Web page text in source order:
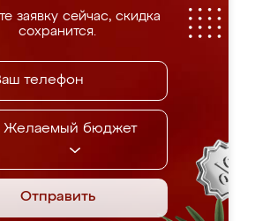
заявку сейчас, скидка
сохранится.
Желаемый бюджет
Отправить